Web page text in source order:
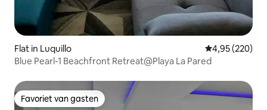
Flat in Luquillo Gemiddelde
4,95 (220)
Blue Pearl-1 Beachfront Retreat@Playa La Pared
Favoriet van gasten
Favoriet van gasten